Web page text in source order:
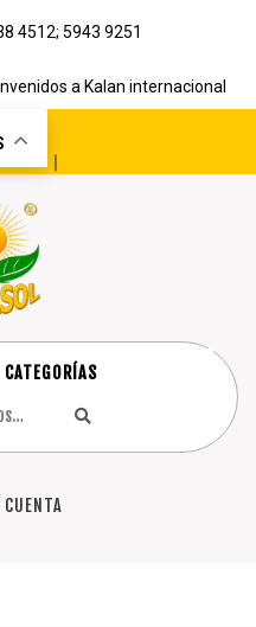
4512; 5943 9251
a Kalan internacional
｜